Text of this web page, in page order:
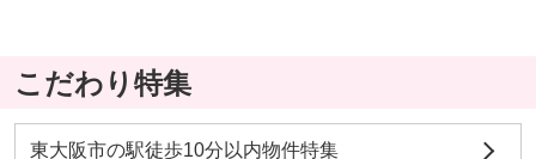
こだわり特集
東大阪市の駅徒歩10分以内物件特集